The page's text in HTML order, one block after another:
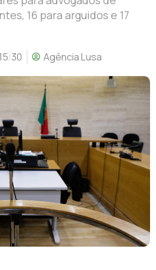
16 para arguidos e 17
15:30 Agência Lusa